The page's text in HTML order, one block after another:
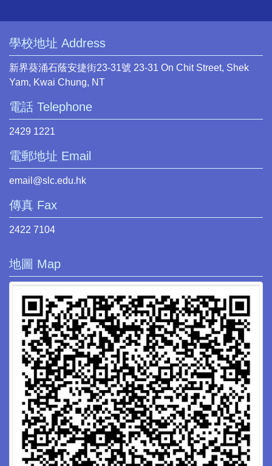
學校地址 Address
新界葵涌石蔭安捷街23-31號 23-31 On Chit Street, Shek
Yam, Kwai Chung, NT
電話 Telephone
2429 1221
電郵地址 Email
email@slc.edu.hk
傳真 Fax
2422 7104
地圖 Map